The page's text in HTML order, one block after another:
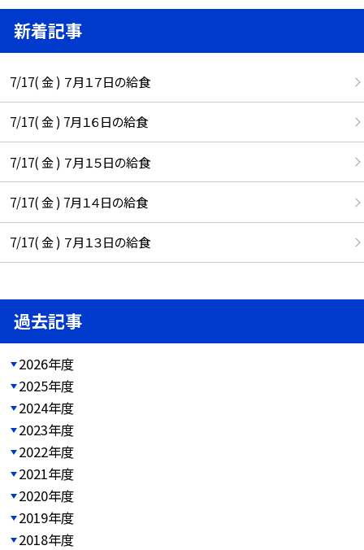
新着記事
7/17( 金 ) ７月１７日の給食
7/17( 金 ) 7月１６日の給食
7/17( 金 ) ７月１５日の給食
7/17( 金 ) 7月１４日の給食
7/17( 金 ) ７月１３日の給食
過去記事
2026年度
2025年度
2024年度
2023年度
2022年度
2021年度
2020年度
2019年度
2018年度